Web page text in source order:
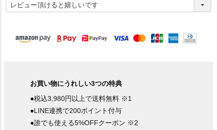
必
須
お買い物にうれしい3つの特典
●税込3,980円以上で送料無料 ※1
●LINE連携で200ポイント付与
●誰でも使える5%OFFクーポン ※2